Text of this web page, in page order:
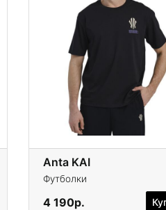
Anta KAI
Футболки
4 190р.